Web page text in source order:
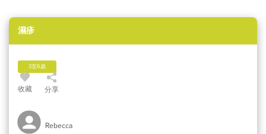
濕疹
3至6歲
收藏 分享
Rebecca